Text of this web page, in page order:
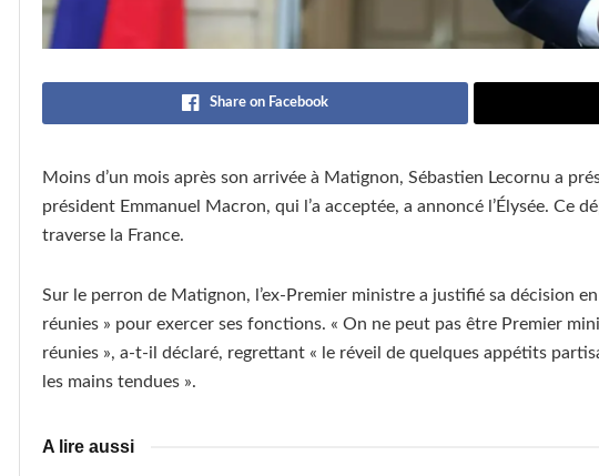
Share on Facebook
Moins d’un mois après son arrivée à Matignon, Sébastien Lecornu a
président Emmanuel Macron, qui l’a acceptée, a annoncé l’Élysée. Ce
traverse la France.
Sur le perron de Matignon, l’ex-Premier ministre a justifié sa décision
réunies » pour exercer ses fonctions. « On ne peut pas être Premier
réunies », a-t-il déclaré, regrettant « le réveil de quelques appétits
les mains tendues ».
A lire aussi